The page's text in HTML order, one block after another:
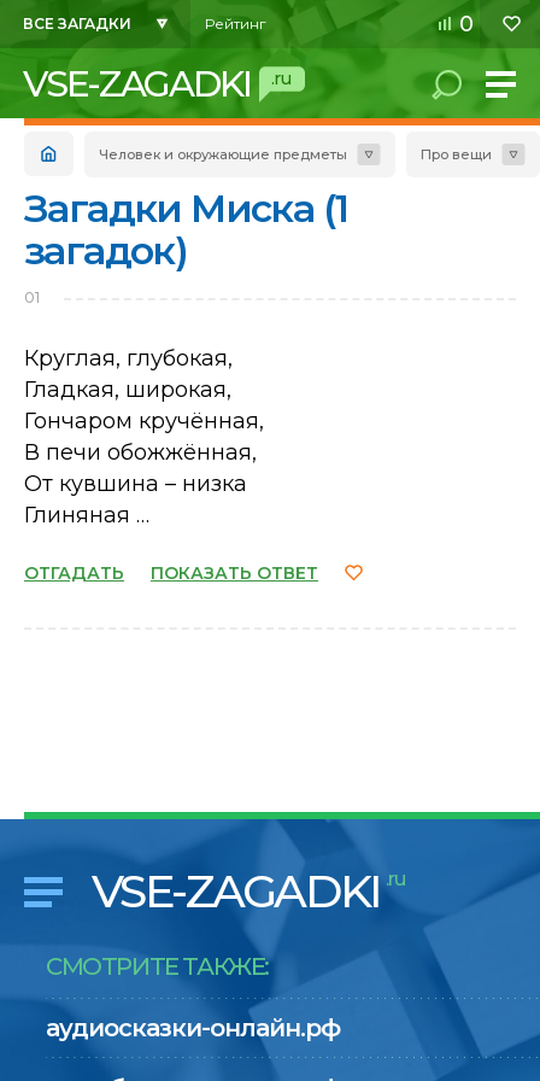
ВСЕ ЗАГАДКИ Рейтинг 0
VSE-ZAGADKI .ru
Человек и окружающие предметы Про вещи
Загадки Миска (1
загадок)
01
Круглая, глубокая,
Гладкая, широкая,
Гончаром кручённая,
В печи обожжённая,
От кувшина – низка
Глиняная …
ОТГАДАТЬ ПОКАЗАТЬ ОТВЕТ
VSE-ZAGADKI .ru
СМОТРИТЕ ТАКЖЕ:
аудиосказки-онлайн.рф